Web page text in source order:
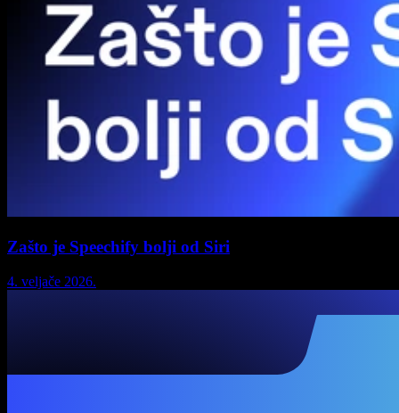
Zašto je Speechify bolji od Siri
4. veljače 2026.